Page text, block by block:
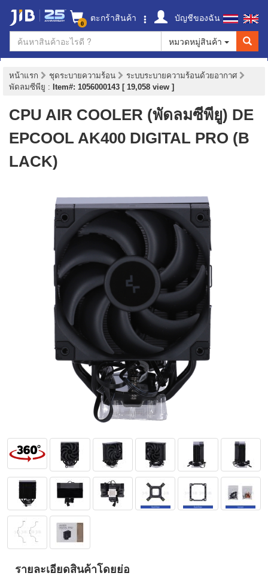
0 ตะกร้าสินค้า
บัญชีของฉัน
หมวดหมู่สินค้า
หน้าแรก ชุดระบายความร้อน
ระบบระบายความร้อนด้วยอากาศ
พัดลมซีพียู : Item#: 1056000143 [ 19,058 view ]
CPU AIR COOLER (พัดลมซีพียู) DE
EPCOOL AK400 DIGITAL PRO (B
LACK)
รายละเอียดสินค้าโดยย่อ